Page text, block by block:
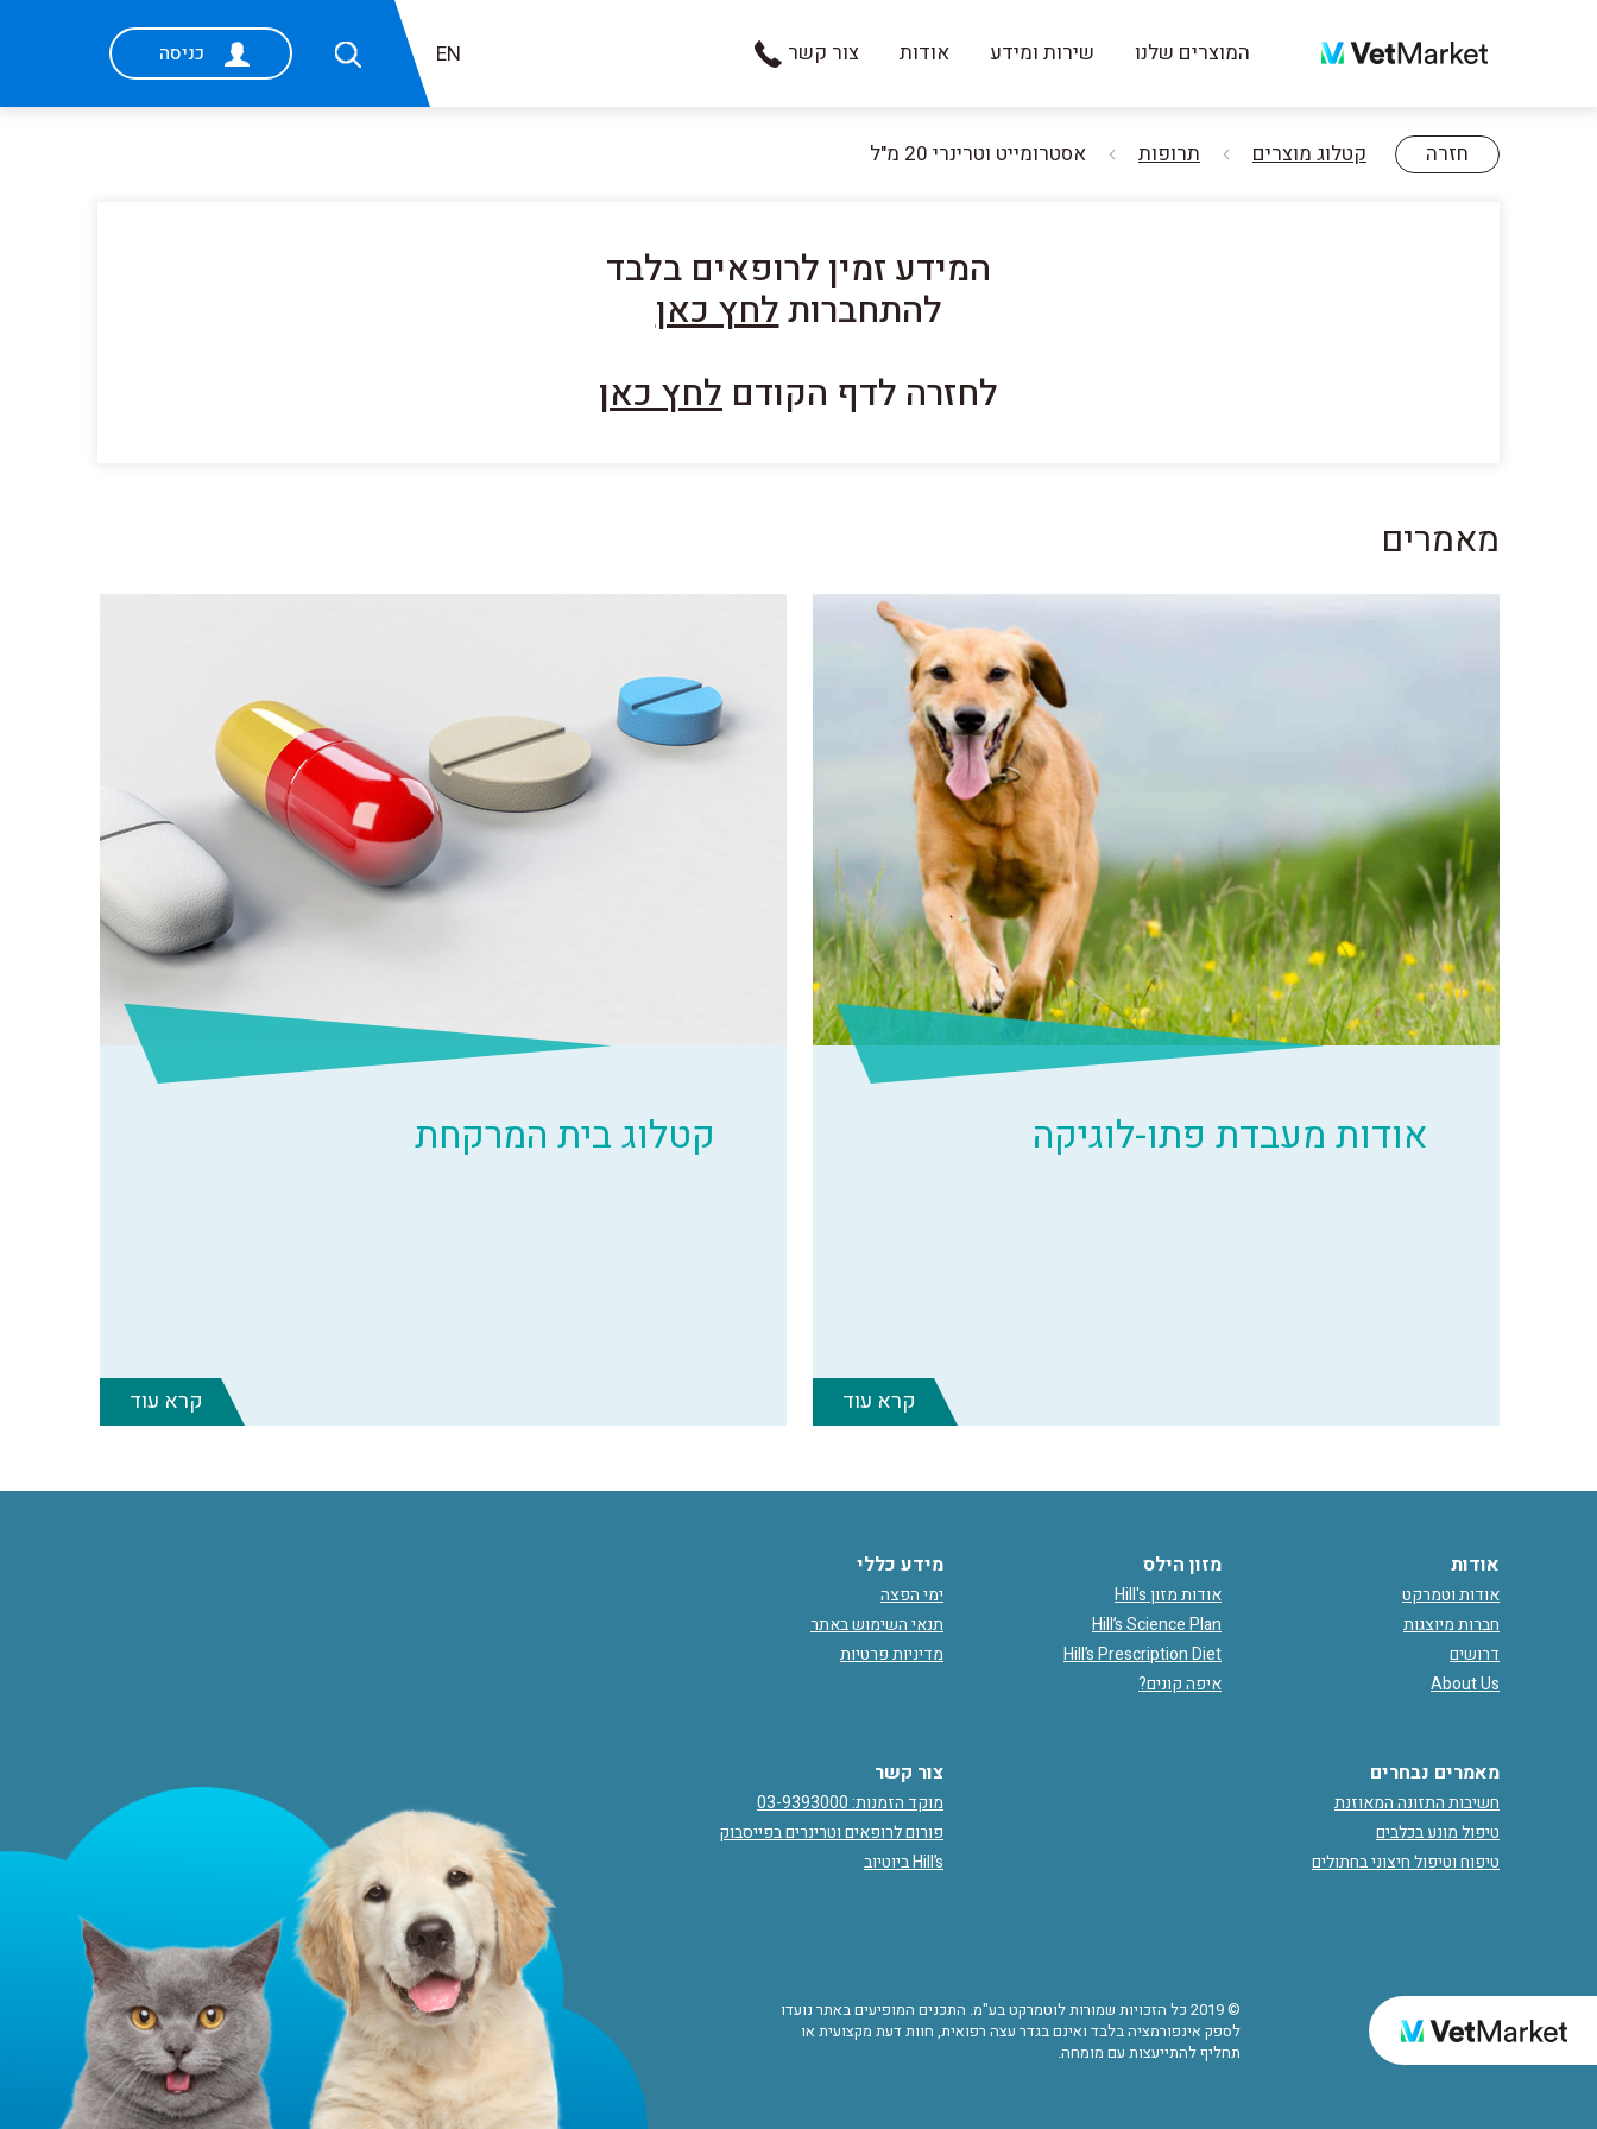
המוצרים שלנו שירות ומידע אודות צור קשר EN כניסה
חזרה קטלוג מוצרים תרופות אסטרומייט וטרינרי 20 מ"ל
המידע זמין לרופאים בלבד
להתחברותלחץ כאן
לחזרה לדף הקודם לחץ כאן
מאמרים
אודות מעבדת פתו-לוגיקה
קרא עוד
קטלוג בית המרקחת
קרא עוד
אודות
אודות וטמרקט
חברות מיוצגות
דרושים
About Us
מזון הילס
אודות מזון Hill's
Hill’s Science Plan
Hill’s Prescription Diet
איפה קונים?
מידע כללי
ימי הפצה
תנאי השימוש באתר
מדיניות פרטיות
מאמרים נבחרים
חשיבות התזונה המאוזנת
טיפול מונע בכלבים
טיפוח וטיפול חיצוני בחתולים
צור קשר
מוקד הזמנות: 03-9393000
פורום לרופאים וטרינרים בפייסבוק
Hill’s ביוטיוב
© 2019 כל הזכויות שמורות לוטמרקט בע"מ. התכנים המופיעים באתר נועדו
לספק אינפורמציה בלבד ואינם בגדר עצה רפואית, חוות דעת מקצועית או
תחליף להתייעצות עם מומחה.